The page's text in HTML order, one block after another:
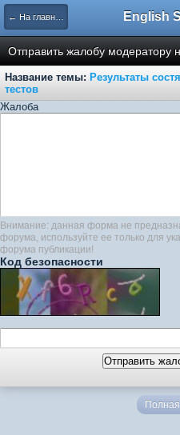
← На главную
Отправить жалобу модератору
Название темы: Результаты
тестов
Жалоба
Внимание: данная форма не
форума, используйте ее только для
форума публикации!
Код безопасности